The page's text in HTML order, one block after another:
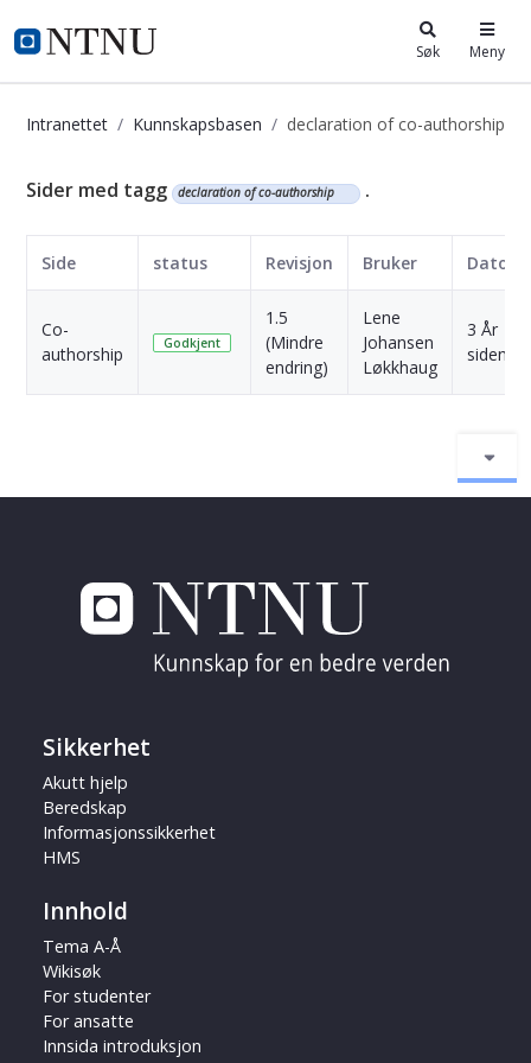
i.ntnu.no Søk Meny
Intranettet Kunnskapsbasen declaration of co-authorship
Kunnskapsbasen
Sider med tagg declaration of co-authorship .
Side status Revisjon Bruker Dato
Co-
authorship
Godkjent
1.5
(Mindre
endring)
Lene
Johansen
Løkkhaug
3 År
siden
Sikkerhet
Akutt hjelp
Beredskap
Informasjonssikkerhet
HMS
Innhold
Tema A-Å
Wikisøk
For studenter
For ansatte
Innsida introduksjon